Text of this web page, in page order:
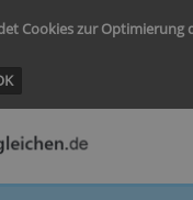
Cookies zur
OK